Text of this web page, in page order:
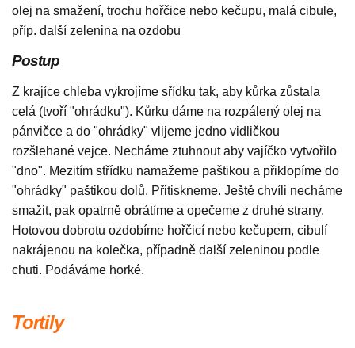
olej na smažení, trochu hořčice nebo kečupu, malá cibule,
příp. další zelenina na ozdobu
Postup
Z krajíce chleba vykrojíme sřídku tak, aby kůrka zůstala
celá (tvoří "ohrádku"). Kůrku dáme na rozpálený olej na
pánvičce a do "ohrádky" vlijeme jedno vidličkou
rozšlehané vejce. Necháme ztuhnout aby vajíčko vytvořilo
"dno". Mezitím střídku namažeme paštikou a přiklopíme do
"ohrádky" paštikou dolů. Přitiskneme. Ještě chvíli necháme
smažit, pak opatrně obrátíme a opečeme z druhé strany.
Hotovou dobrotu ozdobíme hořčicí nebo kečupem, cibulí
nakrájenou na kolečka, případně další zeleninou podle
chuti. Podáváme horké.
Tortily